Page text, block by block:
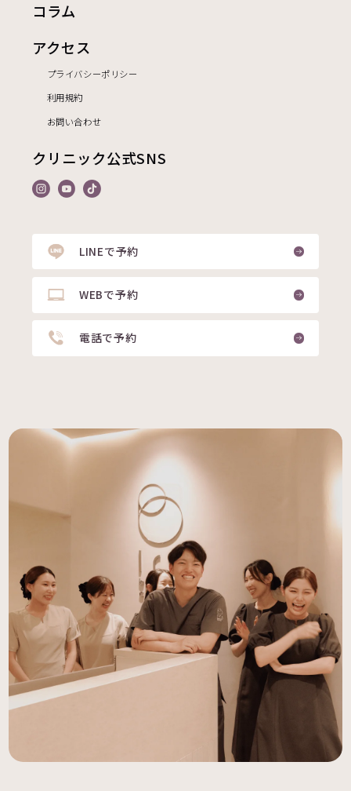
コラム
アクセス
プライバシーポリシー
利用規約
お問い合わせ
クリニック公式SNS
LINEで予約
WEBで予約
電話で予約